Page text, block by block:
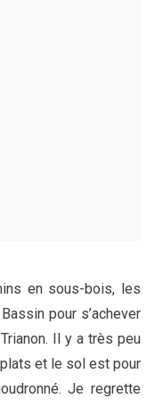
en sous-bois, les
pour s’achever
Il y a très peu
et le sol est pour
Je regrette